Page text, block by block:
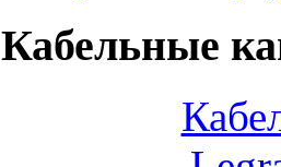
Кабельные